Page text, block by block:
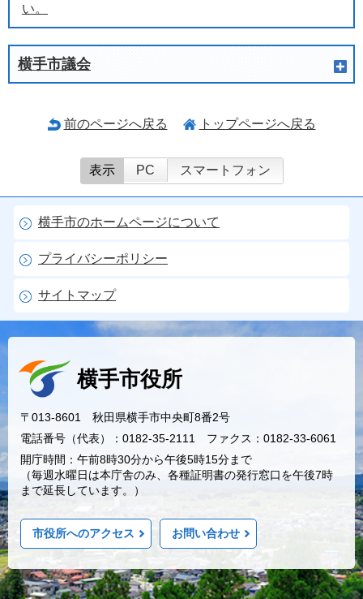
い。
横手市議会
前のページへ戻る トップページへ戻る
表示 PC スマートフォン
横手市のホームページについて
プライバシーポリシー
サイトマップ
横手市役所
〒013-8601 秋田県横手市中央町8番2号
電話番号（代表）：0182-35-2111 ファクス：0182-33-6061
開庁時間：午前8時30分から午後5時15分まで
（毎週水曜日は本庁舎のみ、各種証明書の発行窓口を午後7時
まで延長しています。）
市役所へのアクセス お問い合わせ